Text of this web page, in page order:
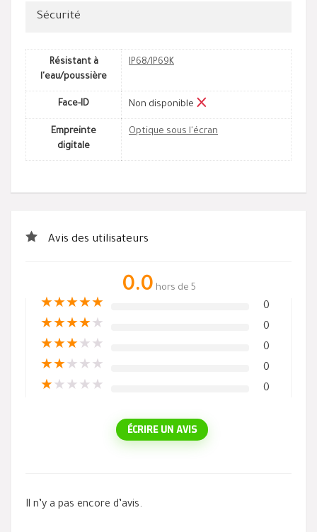
Sécurité
Résistant à
l'eau/poussière
IP68/IP69K
Face-ID Non disponible
Empreinte
digitale
Optique sous l'écran
Avis des utilisateurs
0.0 hors de 5
★★★★★ 0
★★★★★ 0
★★★★ ★ 0
★★★ ★ ★ 0
★★ ★ ★ ★ 0
ÉCRIRE UN AVIS
Il n’y a pas encore d’avis.